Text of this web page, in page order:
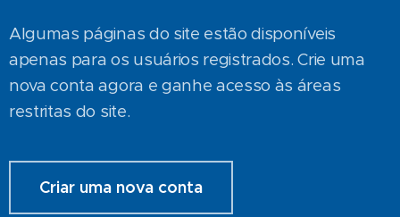
Algumas páginas do site estão disponíveis
apenas para os usuários registrados. Crie uma
nova conta agora e ganhe acesso às áreas
restritas do site.
Criar uma nova conta